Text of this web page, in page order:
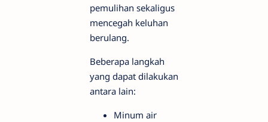
pemulihan sekaligus
mencegah keluhan
berulang.
Beberapa langkah
yang dapat dilakukan
antara lain:
Minum air